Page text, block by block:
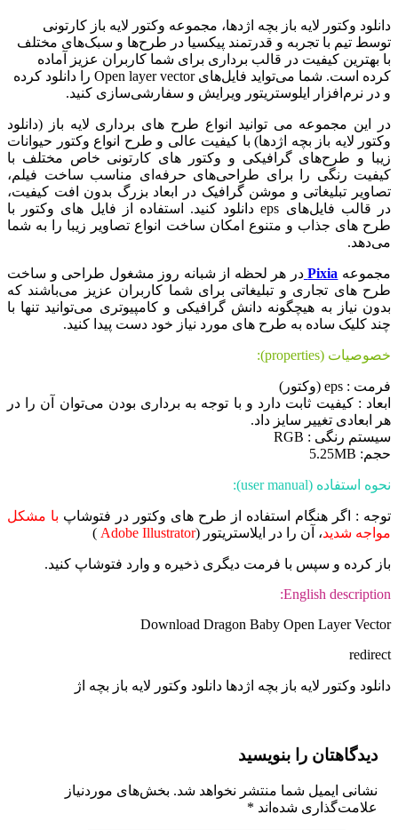
دانلود وکتور لایه باز بچه اژدها، مجموعه وکتور لایه باز کارتونی
توسط تیم با تجربه و قدرتمند پیکسیا در طرح‌ها و سبک‌های مختلف
با بهترین کیفیت در قالب برداری برای شما کاربران عزیز آماده
کرده است. شما می‌تواید فایل‌های Open layer vector را دانلود کرده
و در نرم‌افزار ایلوستریتور ویرایش و سفارشی‌سازی کنید.
در این مجموعه می توانید انواع طرح های برداری لایه باز (دانلود
وکتور لایه باز بچه اژدها) با کیفیت عالی و طرح انواع وکتور حیوانات
زیبا و طرح‌های گرافیکی و وکتور های کارتونی خاص مختلف با
کیفیت رنگی را برای طراحی‌های حرفه‌ای مناسب ساخت فیلم،
تصاویر تبلیغاتی و موشن گرافیک در ابعاد بزرگ بدون افت کیفیت،
در قالب فایل‌های eps دانلود کنید. استفاده از فایل های وکتور با
طرح های جذاب و متنوع امکان ساخت انواع تصاویر زیبا را به شما
می‌دهد.
مجموعه Pixia در هر لحظه از شبانه روز مشغول طراحی و ساخت
طرح های تجاری و تبلیغاتی برای شما کاربران عزیز می‌باشند که
بدون نیاز به هیچگونه دانش گرافیکی و کامپیوتری می‌توانید تنها با
چند کلیک ساده به طرح های مورد نیاز خود دست پیدا کنید.
خصوصیات (properties):
فرمت : eps (وکتور)
ابعاد : کیفیت ثابت دارد و با توجه به برداری بودن می‌توان آن را در
هر ابعادی تغییر سایز داد.
سیستم رنگی : RGB
حجم: 5.25MB
نحوه استفاده (user manual):
توجه : اگر هنگام استفاده از طرح های وکتور در فتوشاپ با مشکل
مواجه شدید، آن را در ایلاستریتور (Adobe Illustrator
)
باز کرده و سپس با فرمت دیگری ذخیره و وارد فتوشاپ کنید.
English description:
Download Dragon Baby Open Layer Vector
redirect
دانلود وکتور لایه باز بچه اژدها دانلود وکتور لایه باز بچه اژ
دیدگاهتان را بنویسید
نشانی ایمیل شما منتشر نخواهد شد. بخش‌های موردنیاز
علامت‌گذاری شده‌اند *